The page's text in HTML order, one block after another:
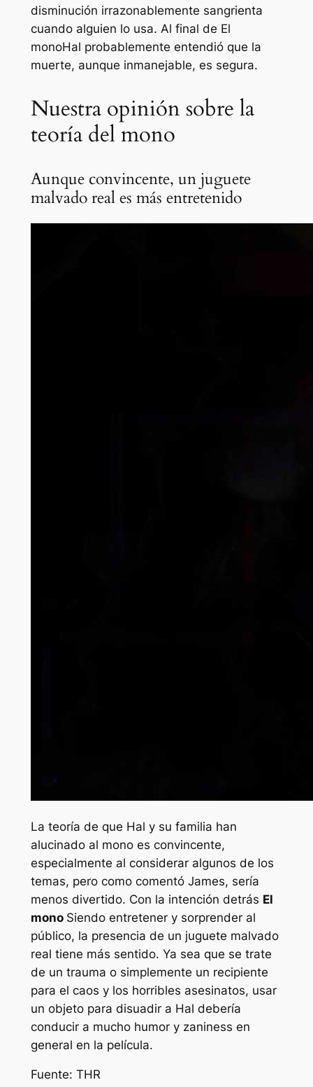
disminución irrazonablemente sangrienta
cuando alguien lo usa. Al final de El
monoHal probablemente entendió que la
muerte, aunque inmanejable, es segura.
Nuestra opinión sobre la
teoría del mono
Aunque convincente, un juguete
malvado real es más entretenido
La teoría de que Hal y su familia han
alucinado al mono es convincente,
especialmente al considerar algunos de los
temas, pero como comentó James, sería
menos divertido. Con la intención detrás El
mono Siendo entretener y sorprender al
público, la presencia de un juguete malvado
real tiene más sentido. Ya sea que se trate
de un trauma o simplemente un recipiente
para el caos y los horribles asesinatos, usar
un objeto para disuadir a Hal debería
conducir a mucho humor y zaniness en
general en la película.
Fuente: THR